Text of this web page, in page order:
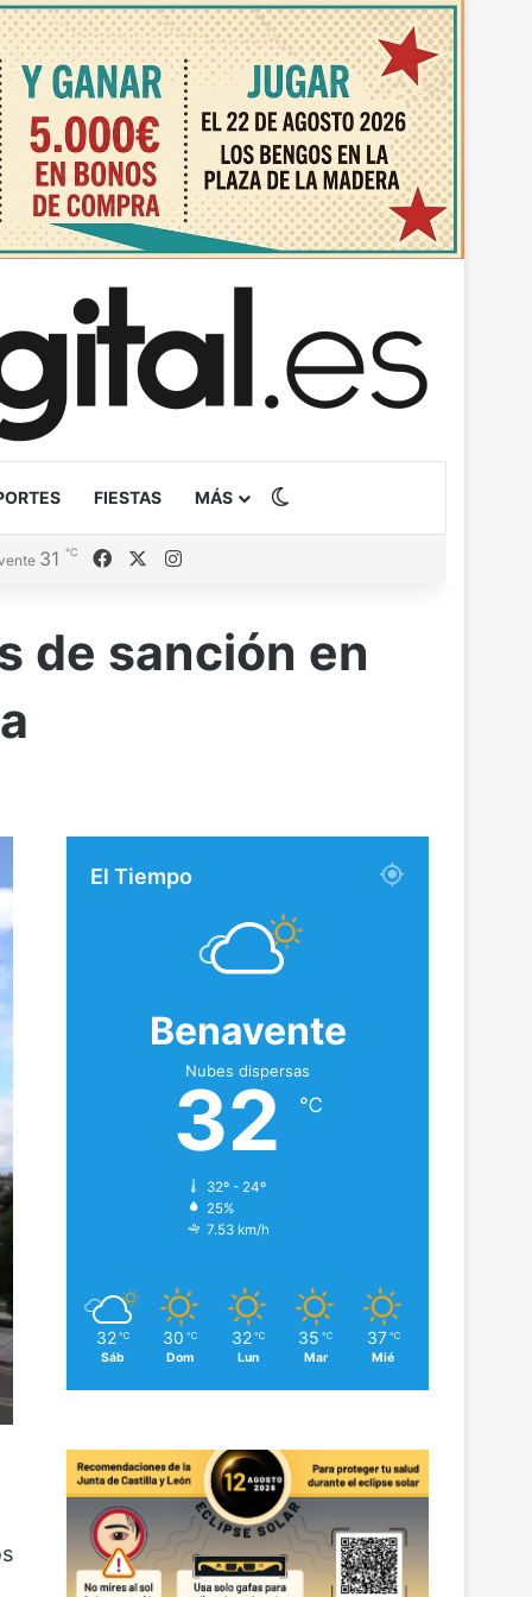
FIESTAS MÁS
31 ℃ FacebookInstagram
de sanción en
El Tiempo
Benavente
Nubes dispersas
32 ℃
32º - 24º
25%
7.53 km/h
32 ℃
Sáb
30 ℃
Dom
32 ℃
Lun
35 ℃
Mar
37 ℃
Mié